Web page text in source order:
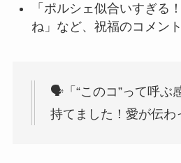
「ポルシェ似合いすぎる
ね」など、祝福のコメント
🗣「“このコ”って呼ぶ
持てました！愛が伝わ